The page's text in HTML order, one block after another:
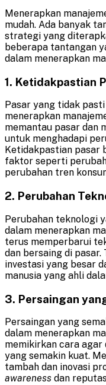
Menerapkan
mudah. Ada banyak
strategi yang
beberapa tantangan
dalam menerapkan
1. Ketidakpastian
Pasar yang tidak
menerapkan
memantau pasar dan
untuk menghadapi
Ketidakpastian pasar
faktor seperti
perubahan tren
2. Perubahan
Perubahan teknologi
dalam menerapkan
terus memperbarui
dan bersaing di
investasi yang besar
manusia yang ahli
3. Persaingan
Persaingan yang
dalam menerapkan
memikirkan cara
yang semakin kuat.
tambah dan inovasi
awareness dan